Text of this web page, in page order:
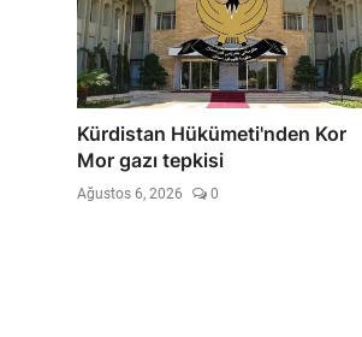
Kürdistan Hükümeti'nden Kor
Mor gazı tepkisi
Ağustos 6, 2026 0